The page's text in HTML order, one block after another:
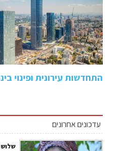
התחדשות עירונית ופינוי
עדכונים אחרונים